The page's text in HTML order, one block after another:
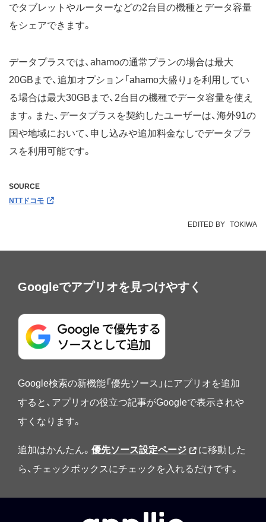
でタブレットやルーターなどの2台目の機種とデータ容量
をシェアできます。
データプラスでは、ahamoの通常プランの場合は最大
20GBまで、追加オプション「ahamo大盛り」を利用してい
る場合は最大30GBまで、2台目の機種でデータ容量を使え
ます。また、データプラスを契約したユーザーは、海外91の
国や地域において、申し込みや追加料金なしでデータプラ
スを利用可能です。
SOURCE
NTTドコモ
EDITED BY TOKIWA
Googleでアプリオを見つけやすく
Google検索の新機能「優先ソース」にアプリオを追加
すると、アプリオの役立つ記事がGoogleで表示されや
すくなります。
追加はかんたん。 優先ソース設定ページ
に移動した
ら、チェックボックスにチェックを入れるだけです。